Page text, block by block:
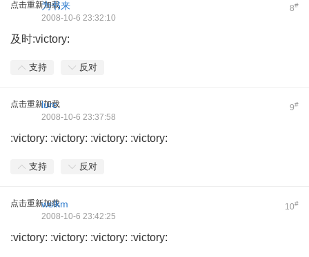
点击重新加载 8#
为书来
2008-10-6 23:32:10
及时:victory:
支持 反对
点击重新加载 9#
lurc
2008-10-6 23:37:58
:victory: :victory: :victory: :victory:
支持 反对
点击重新加载 10#
wslkm
2008-10-6 23:42:25
:victory: :victory: :victory: :victory: